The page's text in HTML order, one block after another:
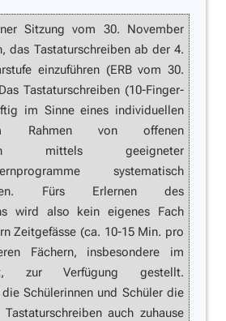
Sitzung vom 30. November
das Tastaturschreiben ab der 4.
einzuführen (ERB vom 30.
Tastaturschreiben (10-Finger-
im Sinne eines individuellen
Rahmen von offenen
mittels geeigneter
systematisch
Fürs Erlernen des
wird also kein eigenes Fach
Zeitgefässe (ca. 10-15 Min. pro
Fächern, insbesondere im
zur Verfügung gestellt.
Schülerinnen und Schüler die
auch zuhause